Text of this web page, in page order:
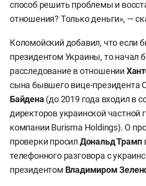
способ решить проблемы и
отношения? Только деньги», —
Коломойский добавил, что если
президентом Украины, то начал
расследование в отношении
сына бывшего вице-
Байдена (до 2019 года входил в
директоров украинской частной
компании Burisma Holdings). О
проверки просил Дональд Трамп
телефонного разговора с
президентом Владимиром